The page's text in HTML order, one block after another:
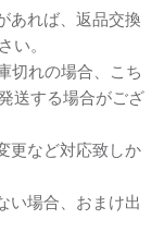
あれば、返品交換
い。
切れの場合、こち
送する場合がござ
更など対応致しか
い場合、おまけ出